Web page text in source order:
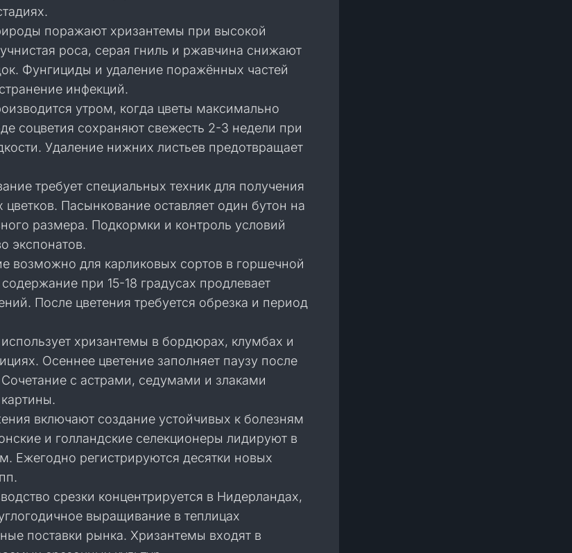
поражают хризантемы при высокой
роса, серая гниль и ржавчина снижают
Фунгициды и удаление поражённых частей
инфекций.
утром, когда цветы максимально
соцветия сохраняют свежесть 2-3 недели при
Удаление нижних листьев предотвращает
требует специальных техник для получения
Пасынкование оставляет один бутон на
размера. Подкормки и контроль условий
экспонатов.
возможно для карликовых сортов в горшечной
при 15-18 градусах продлевает
После цветения требуется обрезка и период
хризантемы в бордюрах, клумбах и
Осеннее цветение заполняет паузу после
с астрами, седумами и злаками
включают создание устойчивых к болезням
и голландские селекционеры лидируют в
Ежегодно регистрируются десятки новых
срезки концентрируется в Нидерландах,
выращивание в теплицах
поставки рынка. Хризантемы входят в